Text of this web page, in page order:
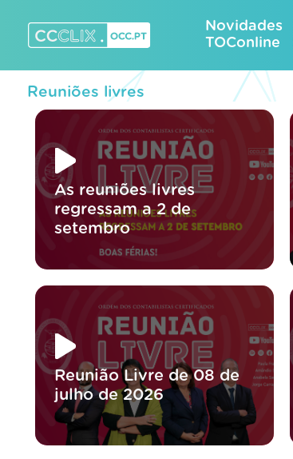
content
Novidades
TOConline
Reuniões livres
As reuniões livres
regressam a 2 de
setembro
Reunião Livre de 08 de
julho de 2026